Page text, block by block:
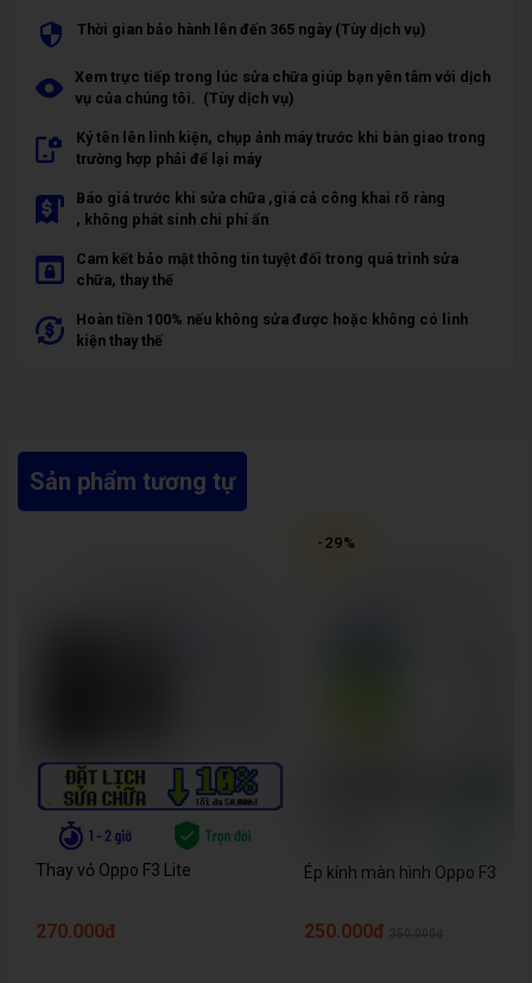
Thời gian bảo hành lên đến 365 ngày (Tùy dịch vụ)
Xem trực tiếp trong lúc sửa chữa giúp bạn yên tâm với dịch
vụ của chúng tôi. (Tùy dịch vụ)
Ký tên lên linh kiện, chụp ảnh máy trước khi bàn giao trong
trường hợp phải để lại máy
Báo giá trước khi sửa chữa ,giá cả công khai rõ ràng
, không phát sinh chi phí ẩn
Cam kết bảo mật thông tin tuyệt đối trong quá trình sửa
chữa, thay thế
Hoàn tiền 100% nếu không sửa được hoặc không có linh
kiện thay thế
Sản phẩm tương tự
Thay vỏ Oppo F3 Lite
270.000đ
- 29%
Ép kính màn hình Oppo F3
250.000đ